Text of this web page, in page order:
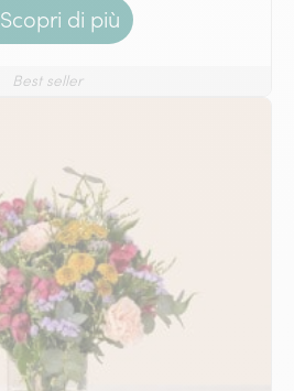
Scopri di più
Best seller